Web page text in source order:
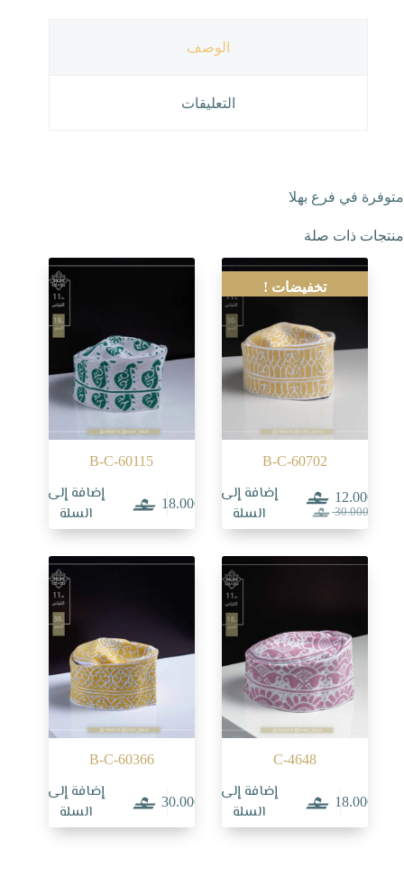
الوصف
التعليقات
متوفرة في فرع بهلا
منتجات ذات صلة
تخفيضات !
B-C-60702
30.000السعر
الأصلي
30.000.
12.000
السعر
الحالي
12.000.
إضافة إلى
السلة
B-C-60115
18.000
إضافة إلى
السلة
C-4648
18.000
إضافة إلى
السلة
B-C-60366
30.000
إضافة إلى
السلة